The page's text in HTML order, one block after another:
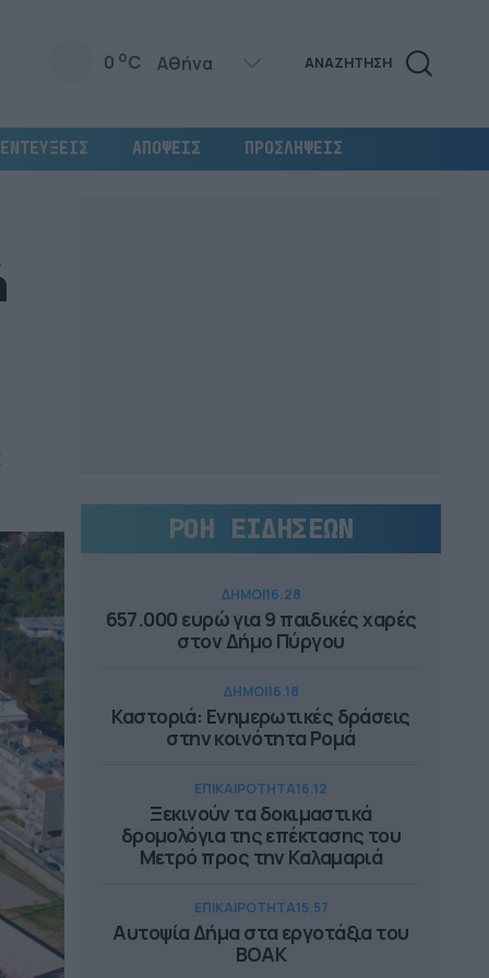
0 oC ΑΝΑΖΗΤΗΣΗ
ΑΠΟΨΕΙΣ ΠΡΟΣΛΗΨΕΙΣ
ΡΟΗ ΕΙΔΗΣΕΩΝ
ΔΗΜΟΙ16.28
657.000 ευρώ για 9 παιδικές χαρές
στον Δήμο Πύργου
ΔΗΜΟΙ16.18
Καστοριά: Ενημερωτικές δράσεις
στην κοινότητα Ρομά
ΕΠΙΚΑΙΡΟΤΗΤΑ16.12
Ξεκινούν τα δοκιμαστικά
δρομολόγια της επέκτασης του
Μετρό προς την Καλαμαριά
ΕΠΙΚΑΙΡΟΤΗΤΑ15.57
Αυτοψία Δήμα στα εργοτάξια του
ΒΟΑΚ